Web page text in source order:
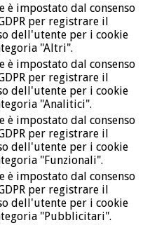
è impostato dal consenso
per registrare il
dell'utente per i cookie
"Altri".
è impostato dal consenso
per registrare il
dell'utente per i cookie
"Analitici".
è impostato dal consenso
per registrare il
dell'utente per i cookie
"Funzionali".
è impostato dal consenso
per registrare il
dell'utente per i cookie
"Pubblicitari".